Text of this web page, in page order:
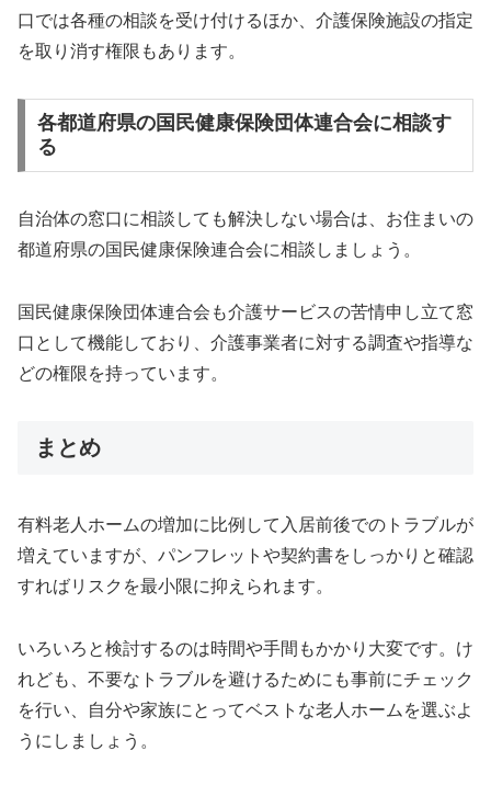
口では各種の相談を受け付けるほか、介護保険施設の指定
を取り消す権限もあります。
各都道府県の国民健康保険団体連合会に相談す
る
自治体の窓口に相談しても解決しない場合は、お住まいの
都道府県の国民健康保険連合会に相談しましょう。
国民健康保険団体連合会も介護サービスの苦情申し立て窓
口として機能しており、介護事業者に対する調査や指導な
どの権限を持っています。
まとめ
有料老人ホームの増加に比例して入居前後でのトラブルが
増えていますが、パンフレットや契約書をしっかりと確認
すればリスクを最小限に抑えられます。
いろいろと検討するのは時間や手間もかかり大変です。け
れども、不要なトラブルを避けるためにも事前にチェック
を行い、自分や家族にとってベストな老人ホームを選ぶよ
うにしましょう。